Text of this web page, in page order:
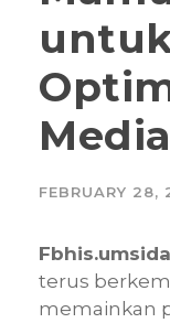
FEBRUARY 28,
terus
memainkan